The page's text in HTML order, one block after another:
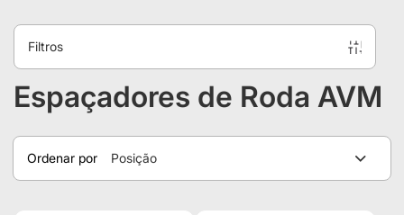
Espaçadores de Roda AVM
Ordenar por Posição
Filtros